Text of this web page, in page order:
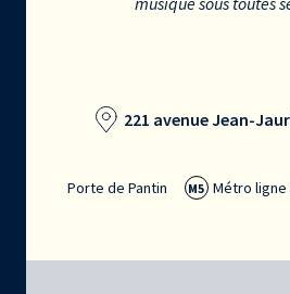
221 avenue Jean-
Porte de Pantin M5 Métro ligne